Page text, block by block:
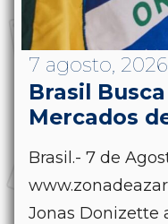
7 agosto, 2026
Brasil
Mercados
Brasil.- 7 de
Jonas Donizette